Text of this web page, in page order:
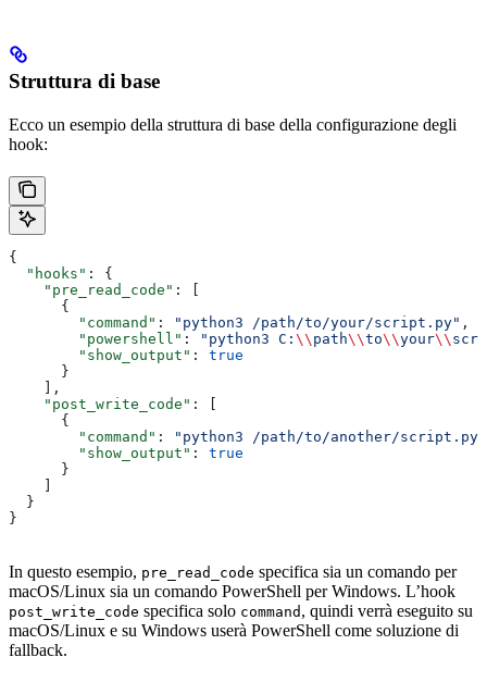
Struttura di base
Ecco un esempio della struttura di base della configurazione degli
hook:
{
  "hooks"
: {
    "pre_read_code"
: [
      {
        "command"
: "python3 /path/to/your/script.py" ,
        "powershell"
: "python3 C: \\ path\\to\\your\\
        "show_output"
: true
      }
    ],
    "post_write_code"
: [
      {
        "command"
:
"python3 /path/to/another/script.py"
        "show_output"
: true
      }
  }
}
In questo esempio, pre_read_code specifica sia un comando per
macOS/Linux sia un comando PowerShell per Windows. L’hook
post_write_code specifica solo command , quindi verrà eseguito su
macOS/Linux e su Windows userà PowerShell come soluzione di
fallback.